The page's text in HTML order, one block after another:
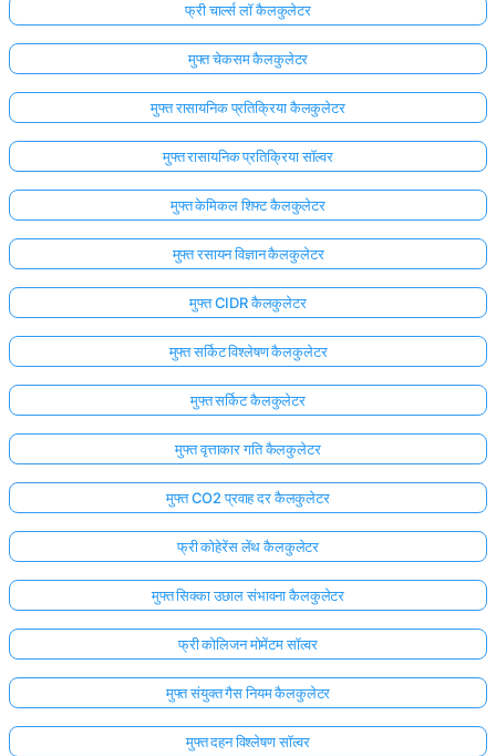
फ्री चार्ल्स लॉ कैलकुलेटर
मुफ्त चेकसम कैलकुलेटर
मुफ्त रासायनिक प्रतिक्रिया कैलकुलेटर
मुफ्त रासायनिक प्रतिक्रिया सॉल्वर
मुफ्त केमिकल शिफ्ट कैलकुलेटर
मुफ्त रसायन विज्ञान कैलकुलेटर
मुफ्त CIDR कैलकुलेटर
मुफ्त सर्किट विश्लेषण कैलकुलेटर
मुफ्त सर्किट कैलकुलेटर
मुफ्त वृत्ताकार गति कैलकुलेटर
मुफ्त CO2 प्रवाह दर कैलकुलेटर
फ्री कोहेरेंस लेंथ कैलकुलेटर
मुफ्त सिक्का उछाल संभावना कैलकुलेटर
फ्री कोलिजन मोमेंटम सॉल्वर
मुफ्त संयुक्त गैस नियम कैलकुलेटर
मुफ्त दहन विश्लेषण सॉल्वर